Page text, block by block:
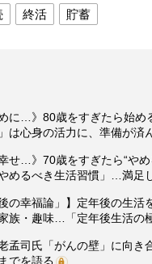
終活 貯蓄
めに…》80歳をすぎたら始
は心身の活力に、準備が
せ…》70歳をすぎたら“や
めるべき生活習慣」…満
の幸福論」】定年後の生活
族・趣味…「定年後生活の
孟司氏「がんの壁」に向
でを語る